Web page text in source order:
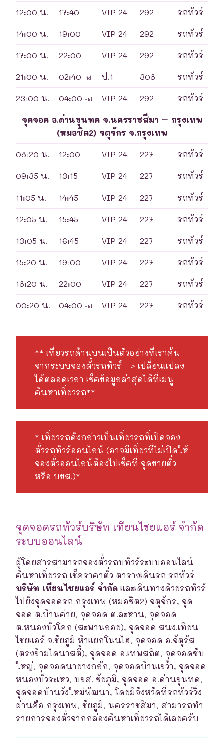
12:00 น. 17:40 VIP 24 292 รถทัวร์
14:00 น. 19:00 VIP 24 292 รถทัวร์
17:00 น. 22:00 VIP 24 292 รถทัวร์
21:00 น. 02:40 +1d ป.1 308 รถทัวร์
23:00 น. 04:00 +1d VIP 24 292 รถทัวร์
จุดจอด อ.ด่านขุนทด จ.นครราชสีมา – กรุงเทพ
(หมอชิต2) จตุจักร จ.กรุงเทพ
08:20 น. 12:00 VIP 24 227 รถทัวร์
09:35 น. 13:15 VIP 24 227 รถทัวร์
11:05 น. 14:45 VIP 24 227 รถทัวร์
12:05 น. 15:45 VIP 24 227 รถทัวร์
13:05 น. 16:45 VIP 24 227 รถทัวร์
15:20 น. 19:00 VIP 24 227 รถทัวร์
18:20 น. 22:00 VIP 24 227 รถทัวร์
00:20 น. 04:00 +1d VIP 24 227 รถทัวร์
** เที่ยวรถด้านบนเป็นตัวอย่างที่เราค้น
จากระบบจองตั๋วรถทัวร์ –> เปลี่ยนแปลง
ได้ตลอดเวลา เช็คข้อมูลล่าสุดได้ที่เมนู
ค้นหาเที่ยวรถ**
* เที่ยวรถดังกล่าวเป็นเที่ยวรถที่เปิดจอง
ตั๋วรถทัวร์ออนไลน์ (อาจมีเที่ยวที่ไม่เปิดให้
จองตั๋วออนไลน์ต้องไปเช็คที่ จุดขายตั๋ว
หรือ บขส.)*
จุดจอดรถทัวร์บริษัท เทียนไชยแอร์ จำกัด
ระบบออนไลน์
ผู้โดยสารสามารถจองตั๋วรถบทัวร์ระบบออนไลน์
ค้นหาเที่ยวรถ เช็คราคาตั๋ว ตารางเดินรถ รถทัวร์
บริษัท เทียนไชยแอร์ จำกัด และเดินทางด้วยรถทัวร์
ไปยังจุดจอดรถ กรุงเทพ (หมอชิต2) จตุจักร, จุด
จอด ต.บ้านค่าย, จุดจอด ต.ละหาน, จุดจอด
ต.หนองบัวโคก (สะพานลอย), จุดจอด สนง.เทียน
ไชยแอร์ จ.ชัยภูมิ ห้าแยกโนนไฮ, จุดจอด อ.จัตุรัส
(ตรงข้ามไดนาสตี้), จุดจอด อ.เทพสถิต, จุดจอดซับ
ใหญ่, จุดจอดนายางกลัก, จุดจอดบ้านเขว้า, จุดจอด
หนองบัวระเหว, บขส. ชัยภูมิ, จุดจอด อ.ด่านขุนทด,
จุดจอดบ้านวังใหม่พัฒนา, โดยมีจังหวัดที่รถทัวร์วิ่ง
ผ่านคือ กรุงเทพ, ชัยภูมิ, นครราชสีมา, สามารถทำ
รายการจองตั๋วจากกล่องค้นหาเที่ยวรถได้เลยครับ